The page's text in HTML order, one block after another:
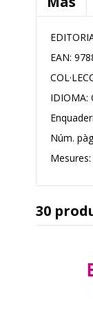
EAN:
IDIOMA:
Núm.
30